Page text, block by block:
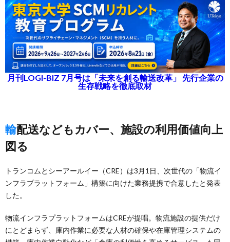
月刊LOGI-BIZ 7月号は「未来を創る輸送改革」 先行企業の
生存戦略を徹底取材
輸配送などもカバー、施設の利用価値向上
図る
トランコムとシーアールイー（CRE）は3月1日、次世代の「物流イ
ンフラプラットフォーム」構築に向けた業務提携で合意したと発表
した。
物流インフラプラットフォームはCREが提唱。物流施設の提供だけ
にとどまらず、庫内作業に必要な人材の確保や在庫管理システムの